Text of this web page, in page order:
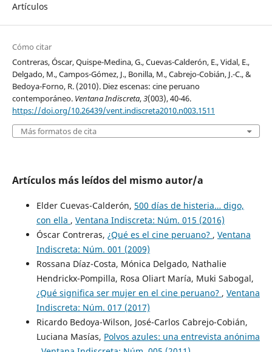
Artículos
Cómo citar
Contreras, Óscar, Quispe-Medina, G., Cuevas-Calderón, E., Vidal, E.,
Delgado, M., Campos-Gómez, J., Bonilla, M., Cabrejo-Cobián, J.-C., &
Bedoya-Forno, R. (2010). Diez escenas: cine peruano
contemporáneo. Ventana Indiscreta,3(003), 40-46.
https://doi.org/10.26439/vent.indiscreta2010.n003.1511
Más formatos de cita
Artículos más leídos del mismo autor/a
Elder Cuevas-Calderón, 500 días de histeria… digo,
con ella , Ventana Indiscreta: Núm. 015 (2016)
Óscar Contreras, ¿Qué es el cine peruano? , Ventana
Indiscreta: Núm. 001 (2009)
Rossana Díaz-Costa, Mónica Delgado, Nathalie
Hendrickx-Pompilla, Rosa Oliart María, Muki Sabogal,
¿Qué significa ser mujer en el cine peruano? , Ventana
Indiscreta: Núm. 017 (2017)
Ricardo Bedoya-Wilson, José-Carlos Cabrejo-Cobián,
Luciana Masías, Polvos azules: una entrevista anónima